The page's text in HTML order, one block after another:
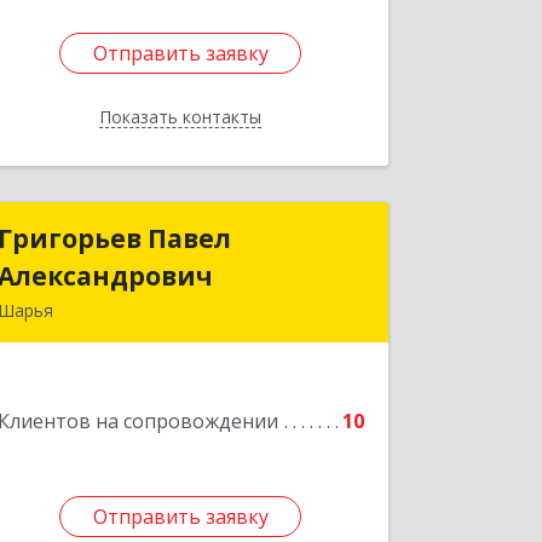
Отправить заявку
Показать контакты
Отправить заявку
Назад
Григорьев Павел
Шарья
Клиентов на сопровождении 10
Отправить заявку
Григорьев Павел
Александрович
Подробнее
Отправить заявку